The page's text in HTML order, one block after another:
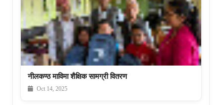
नीलकण्ठ माविमा शैक्षिक सामग्री वितरण
Oct 14, 2025